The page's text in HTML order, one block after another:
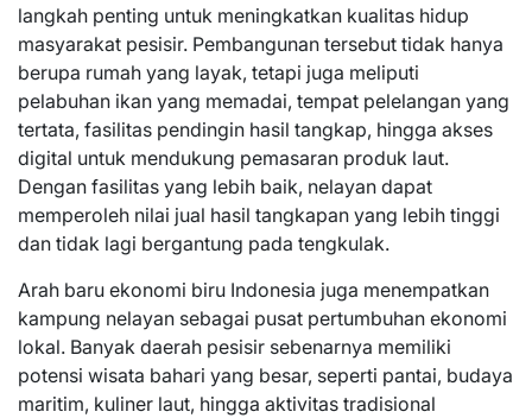
langkah penting untuk meningkatkan kualitas hidup
masyarakat pesisir. Pembangunan tersebut tidak hanya
berupa rumah yang layak, tetapi juga meliputi
pelabuhan ikan yang memadai, tempat pelelangan yang
tertata, fasilitas pendingin hasil tangkap, hingga akses
digital untuk mendukung pemasaran produk laut.
Dengan fasilitas yang lebih baik, nelayan dapat
memperoleh nilai jual hasil tangkapan yang lebih tinggi
dan tidak lagi bergantung pada tengkulak.
Arah baru ekonomi biru Indonesia juga menempatkan
kampung nelayan sebagai pusat pertumbuhan ekonomi
lokal. Banyak daerah pesisir sebenarnya memiliki
potensi wisata bahari yang besar, seperti pantai, budaya
maritim, kuliner laut, hingga aktivitas tradisional